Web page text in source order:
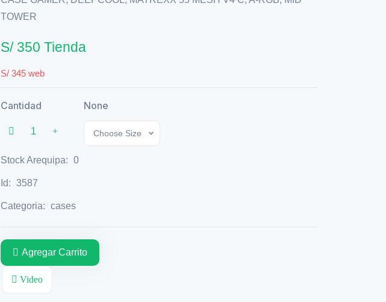
TOWER
S/ 350 Tienda
S/ 345 web
Cantidad None
Choose Size
Stock Arequipa: 0
Id: 3587
Categoria: cases
Agregar Carrito
Video